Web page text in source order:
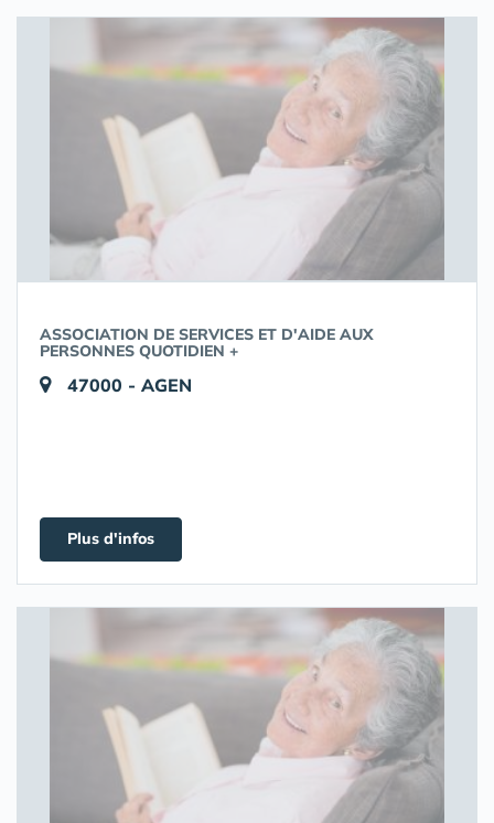
ASSOCIATION DE SERVICES ET D'AIDE AUX
PERSONNES QUOTIDIEN +
47000 - AGEN
Plus d'infos